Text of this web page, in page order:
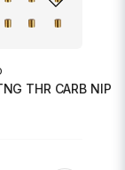
THR CARB NIP